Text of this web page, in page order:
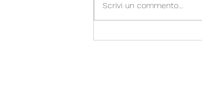
Progetti il Tuo Cervello!
Scrivi un commento...